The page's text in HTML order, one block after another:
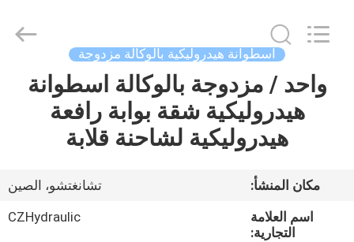
المنزل
المنتجات
فيديوهات
EQUIPMENT
CO.,LTD.
اسطوانة هيدروليكية بالوكالة مزدوجة
واحد / مزدوجة بالوكالة اسطوانة
هيدروليكية شقة بوابة رافعة
هيدروليكية لشاحنة قلابة
مكان المنشأ:
تشانغتشو، الصين
اسم العلامة
التجارية:
CZHydraulic